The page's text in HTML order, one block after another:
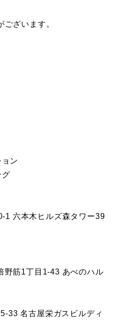
ざいます。
ン
グ
1 六本木ヒルズ森タワー39
野筋1丁目1-43 あべのハル
33 名古屋栄ガスビルディ